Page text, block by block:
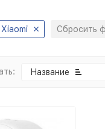
Xiaomi Сбросить
Название